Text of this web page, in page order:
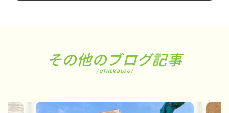
その他のブログ記事
/ OTHER BLOG /